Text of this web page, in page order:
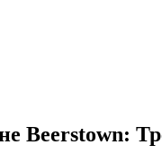
Beerstown: